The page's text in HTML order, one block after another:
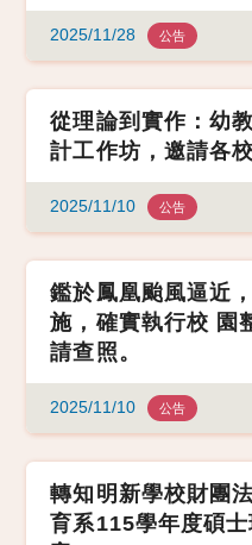
2025/11/28 公告
從理論到實作：幼
計工作坊，邀請各
2025/11/10 公告
鑑於鳳凰颱風逼近
施，確實執行校 園
請查照。
2025/11/10 公告
轉知明新學校財團
育系115學年度碩